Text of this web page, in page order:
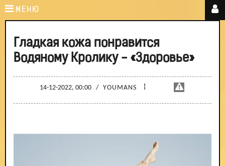
МЕНЮ
Гладкая кожа понравится
Водяному Кролику - «Здоровье»
14-12-2022, 00:00 / YOUMANS ¦